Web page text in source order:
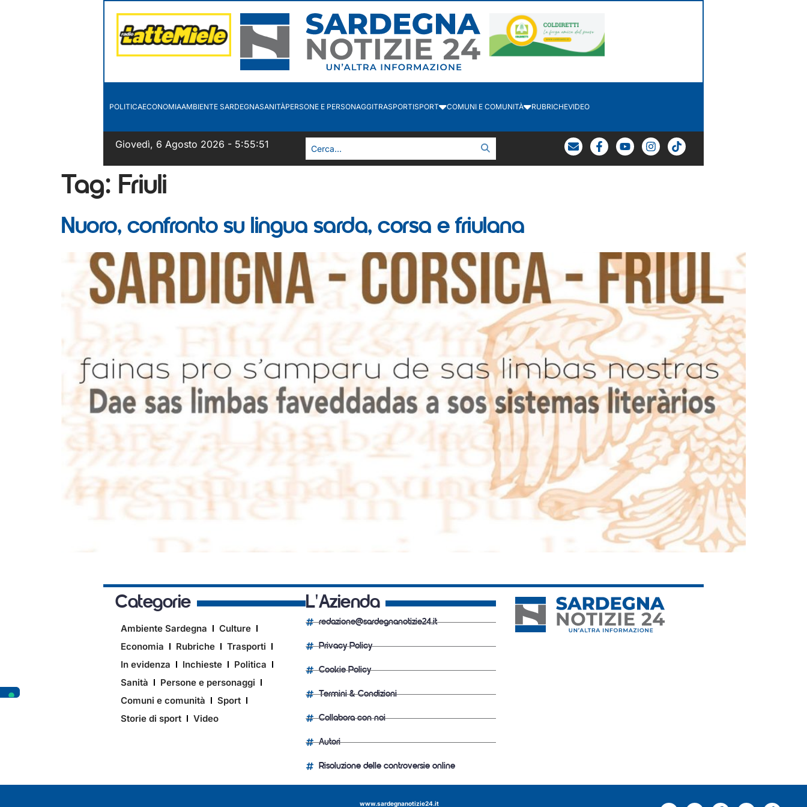
POLITICAECONOMIAAMBIENTE SARDEGNASANITÀPERSONE E PERSONAGGITRASPORTISPORT COMUNI E COMUNITÀ RUBRICHEVIDEO
Giovedì, 6 Agosto 2026 - 5:55:51
Tag: Friuli
Nuoro, confronto su lingua sarda, corsa e friulana
Categorie
Ambiente Sardegna
Culture
Economia
Rubriche
Trasporti
In evidenza
Inchieste
Politica
Sanità
Persone e personaggi
Comuni e comunità
Sport
Storie di sport
Video
L'Azienda
redazione@sardegnanotizie24.it
Privacy Policy
Cookie Policy
Termini & Condizioni
Collabora con noi
Autori
Risoluzione delle controversie online
www.sardegnanotizie24.it